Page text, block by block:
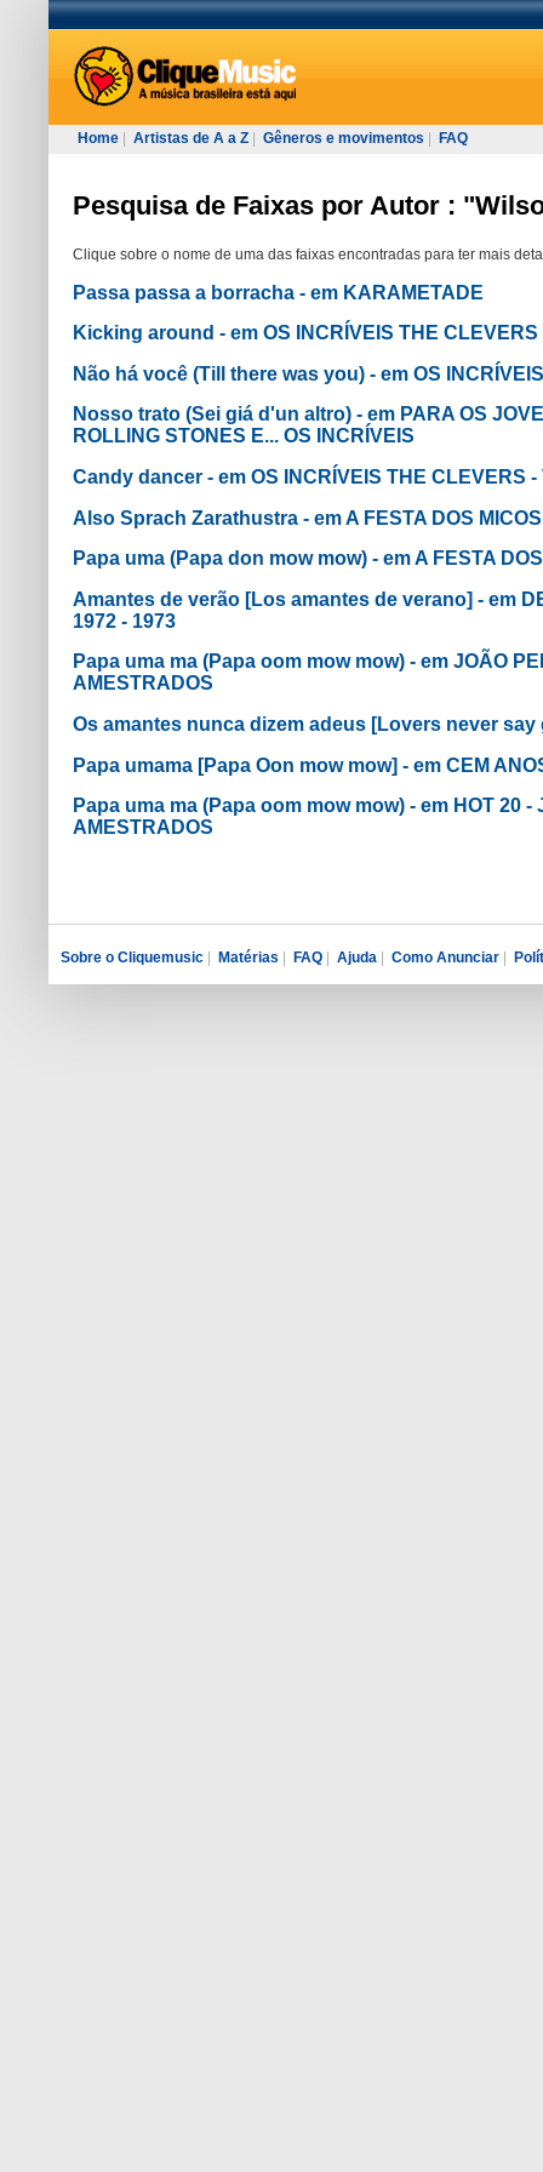
Home Artistas de A a Z Gêneros e movimentos FAQ
Pesquisa de Faixas por Autor :
Clique sobre o nome de uma das faixas encontradas para ter mais
Passa passa a borracha - em KARAMETADE
Kicking around - em OS INCRÍVEIS THE CLEVERS
Não há você (Till there was you) - em OS INCRÍVEIS
Nosso trato (Sei giá d'un altro) - em PARA OS
ROLLING STONES E... OS INCRÍVEIS
Candy dancer - em OS INCRÍVEIS THE CLEVERS -
Also Sprach Zarathustra - em A FESTA DOS MICOS
Papa uma (Papa don mow mow) - em A FESTA
Amantes de verão [Los amantes de verano] - em
1972 - 1973
Papa uma ma (Papa oom mow mow) - em JOÃO
AMESTRADOS
Os amantes nunca dizem adeus [Lovers never say
Papa umama [Papa Oon mow mow] - em CEM
Papa uma ma (Papa oom mow mow) - em HOT 20 -
AMESTRADOS
Sobre o Cliquemusic Matérias FAQ Ajuda Como Anunciar